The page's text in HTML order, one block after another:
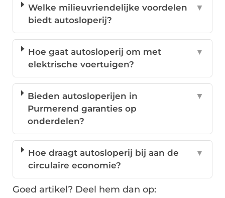
Welke milieuvriendelijke voordelen
biedt autosloperij?
▼
Hoe gaat autosloperij om met
elektrische voertuigen?
▼
Bieden autosloperijen in
Purmerend garanties op
onderdelen?
▼
Hoe draagt autosloperij bij aan de
circulaire economie?
▼
Goed artikel? Deel hem dan op: